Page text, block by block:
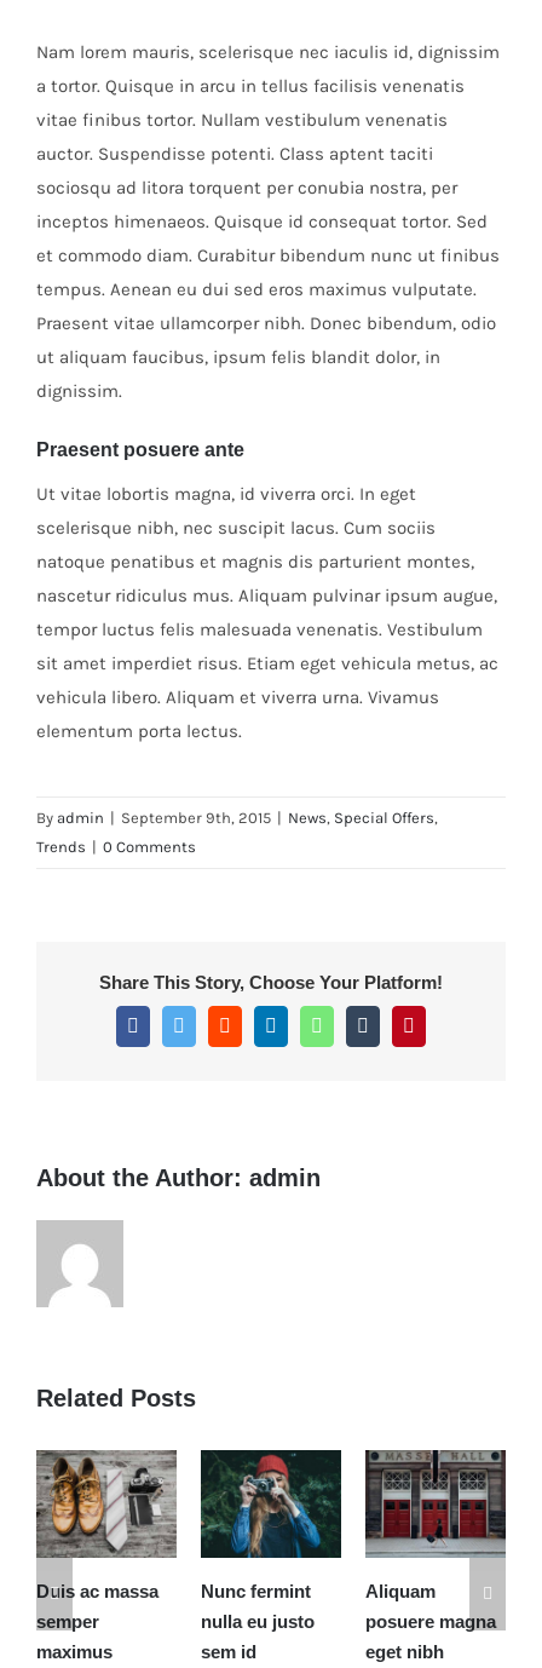
Nam lorem mauris, scelerisque nec iaculis id, dignissim
a tortor. Quisque in arcu in tellus facilisis venenatis
vitae finibus tortor. Nullam vestibulum venenatis
auctor. Suspendisse potenti. Class aptent taciti
sociosqu ad litora torquent per conubia nostra, per
inceptos himenaeos. Quisque id consequat tortor. Sed
et commodo diam. Curabitur bibendum nunc ut finibus
tempus. Aenean eu dui sed eros maximus vulputate.
Praesent vitae ullamcorper nibh. Donec bibendum, odio
ut aliquam faucibus, ipsum felis blandit dolor, in
dignissim.
Praesent posuere ante
Ut vitae lobortis magna, id viverra orci. In eget
scelerisque nibh, nec suscipit lacus. Cum sociis
natoque penatibus et magnis dis parturient montes,
nascetur ridiculus mus. Aliquam pulvinar ipsum augue,
tempor luctus felis malesuada venenatis. Vestibulum
sit amet imperdiet risus. Etiam eget vehicula metus, ac
vehicula libero. Aliquam et viverra urna. Vivamus
elementum porta lectus.
By admin | September 9th, 2015 | News, Special Offers,
Trends | 0 Comments
Share This Story, Choose Your Platform!
FacebookTwitter Reddit LinkedInWhatsAppTumblr
About the Author: admin
Related Posts
Nunc fermint
nulla eu justo
sem id
Aliquam
posuere magna
eget nibh
Cras ac nulla ac
consecte
September 9th,